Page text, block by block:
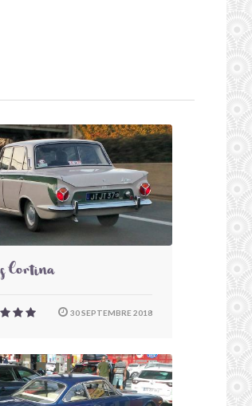
Cortina
30 SEPTEMBRE 2018